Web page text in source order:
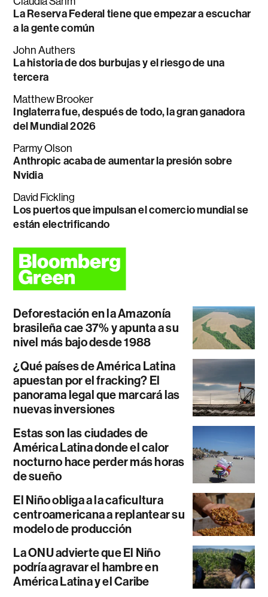
La Reserva Federal tiene que empezar a escuchar
a la gente común
John Authers
La historia de dos burbujas y el riesgo de una
tercera
Matthew Brooker
Inglaterra fue, después de todo, la gran ganadora
del Mundial 2026
Parmy Olson
Anthropic acaba de aumentar la presión sobre
Nvidia
David Fickling
Los puertos que impulsan el comercio mundial se
están electrificando
Deforestación en la Amazonía
brasileña cae 37% y apunta a su
nivel más bajo desde 1988
¿Qué países de América Latina
apuestan por el fracking? El
panorama legal que marcará las
nuevas inversiones
Estas son las ciudades de
América Latina donde el calor
nocturno hace perder más horas
de sueño
El Niño obliga a la caficultura
centroamericana a replantear su
modelo de producción
La ONU advierte que El Niño
podría agravar el hambre en
América Latina y el Caribe